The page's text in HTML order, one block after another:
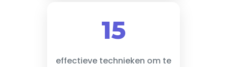
15
effectieve technieken om te